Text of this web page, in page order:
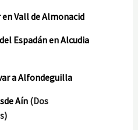
Vall de Almonacid
Espadán en Alcudia
a Alfondeguilla
Aín(Dos